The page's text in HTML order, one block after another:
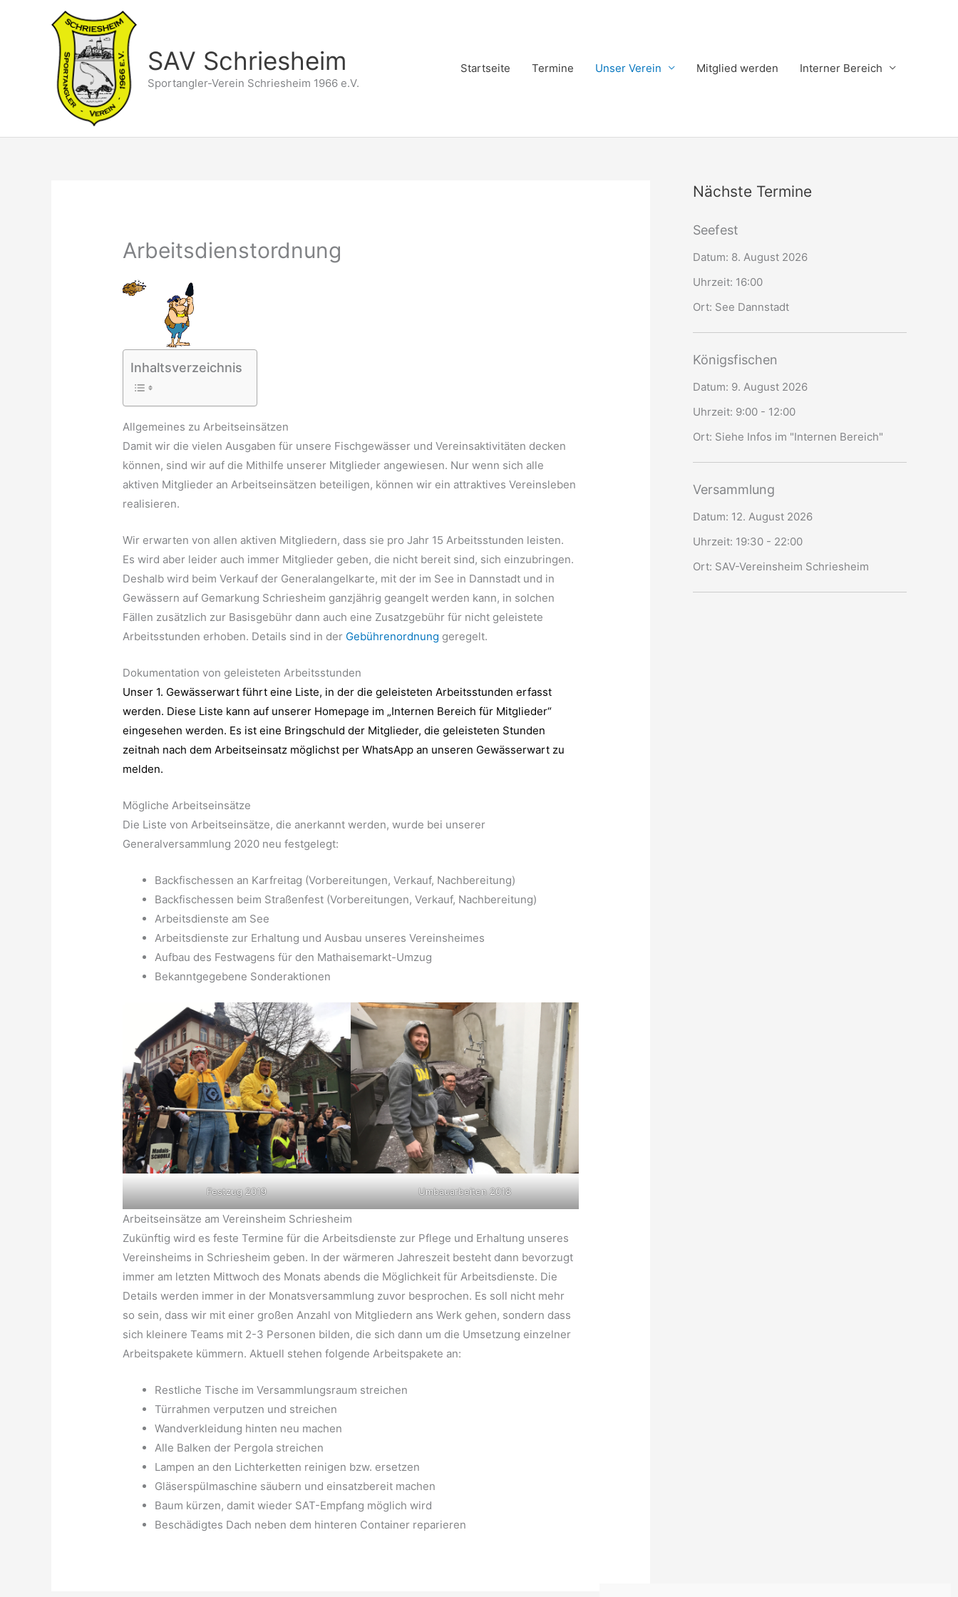
SAV Schriesheim
Sportangler-Verein Schriesheim 1966 e.V.
Startseite Termine Unser Verein Mitglied werden Interner Bereich
Arbeitsdienstordnung
Inhaltsverzeichnis
Allgemeines zu Arbeitseinsätzen
Damit wir die vielen Ausgaben für unsere Fischgewässer und Vereinsaktivitäten decken
können, sind wir auf die Mithilfe unserer Mitglieder angewiesen. Nur wenn sich alle
aktiven Mitglieder an Arbeitseinsätzen beteiligen, können wir ein attraktives Vereinsleben
realisieren.
Wir erwarten von allen aktiven Mitgliedern, dass sie pro Jahr 15 Arbeitsstunden leisten.
Es wird aber leider auch immer Mitglieder geben, die nicht bereit sind, sich einzubringen.
Deshalb wird beim Verkauf der Generalangelkarte, mit der im See in Dannstadt und in
Gewässern auf Gemarkung Schriesheim ganzjährig geangelt werden kann, in solchen
Fällen zusätzlich zur Basisgebühr dann auch eine Zusatzgebühr für nicht geleistete
Arbeitsstunden erhoben. Details sind in der Gebührenordnung geregelt.
Dokumentation von geleisteten Arbeitsstunden
Unser 1. Gewässerwart führt eine Liste, in der die geleisteten Arbeitsstunden erfasst
werden. Diese Liste kann auf unserer Homepage im „Internen Bereich für Mitglieder“
eingesehen werden. Es ist eine Bringschuld der Mitglieder, die geleisteten Stunden
zeitnah nach dem Arbeitseinsatz möglichst per WhatsApp an unseren Gewässerwart zu
melden.
Mögliche Arbeitseinsätze
Die Liste von Arbeitseinsätze, die anerkannt werden, wurde bei unserer
Generalversammlung 2020 neu festgelegt:
Backfischessen an Karfreitag (Vorbereitungen, Verkauf, Nachbereitung)
Backfischessen beim Straßenfest (Vorbereitungen, Verkauf, Nachbereitung)
Arbeitsdienste am See
Arbeitsdienste zur Erhaltung und Ausbau unseres Vereinsheimes
Aufbau des Festwagens für den Mathaisemarkt-Umzug
Bekanntgegebene Sonderaktionen
Festzug 2019 Umbauarbeiten 2018
Arbeitseinsätze am Vereinsheim Schriesheim
Zukünftig wird es feste Termine für die Arbeitsdienste zur Pflege und Erhaltung unseres
Vereinsheims in Schriesheim geben. In der wärmeren Jahreszeit besteht dann bevorzugt
immer am letzten Mittwoch des Monats abends die Möglichkeit für Arbeitsdienste. Die
Details werden immer in der Monatsversammlung zuvor besprochen. Es soll nicht mehr
so sein, dass wir mit einer großen Anzahl von Mitgliedern ans Werk gehen, sondern dass
sich kleinere Teams mit 2-3 Personen bilden, die sich dann um die Umsetzung einzelner
Arbeitspakete kümmern. Aktuell stehen folgende Arbeitspakete an:
Restliche Tische im Versammlungsraum streichen
Türrahmen verputzen und streichen
Wandverkleidung hinten neu machen
Alle Balken der Pergola streichen
Lampen an den Lichterketten reinigen bzw. ersetzen
Gläserspülmaschine säubern und einsatzbereit machen
Baum kürzen, damit wieder SAT-Empfang möglich wird
Beschädigtes Dach neben dem hinteren Container reparieren
Nächste Termine
Seefest
Datum: 8. August 2026
Uhrzeit: 16:00
Ort: See Dannstadt
Königsfischen
Datum: 9. August 2026
Uhrzeit: 9:00 - 12:00
Ort: Siehe Infos im "Internen Bereich"
Versammlung
Datum: 12. August 2026
Uhrzeit: 19:30 - 22:00
Ort: SAV-Vereinsheim Schriesheim